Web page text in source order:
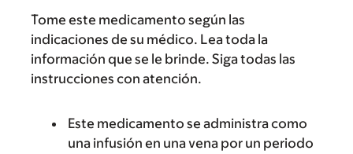
Tome este medicamento según las
indicaciones de su médico. Lea toda la
información que se le brinde. Siga todas las
instrucciones con atención.
Este medicamento se administra como
una infusión en una vena por un periodo